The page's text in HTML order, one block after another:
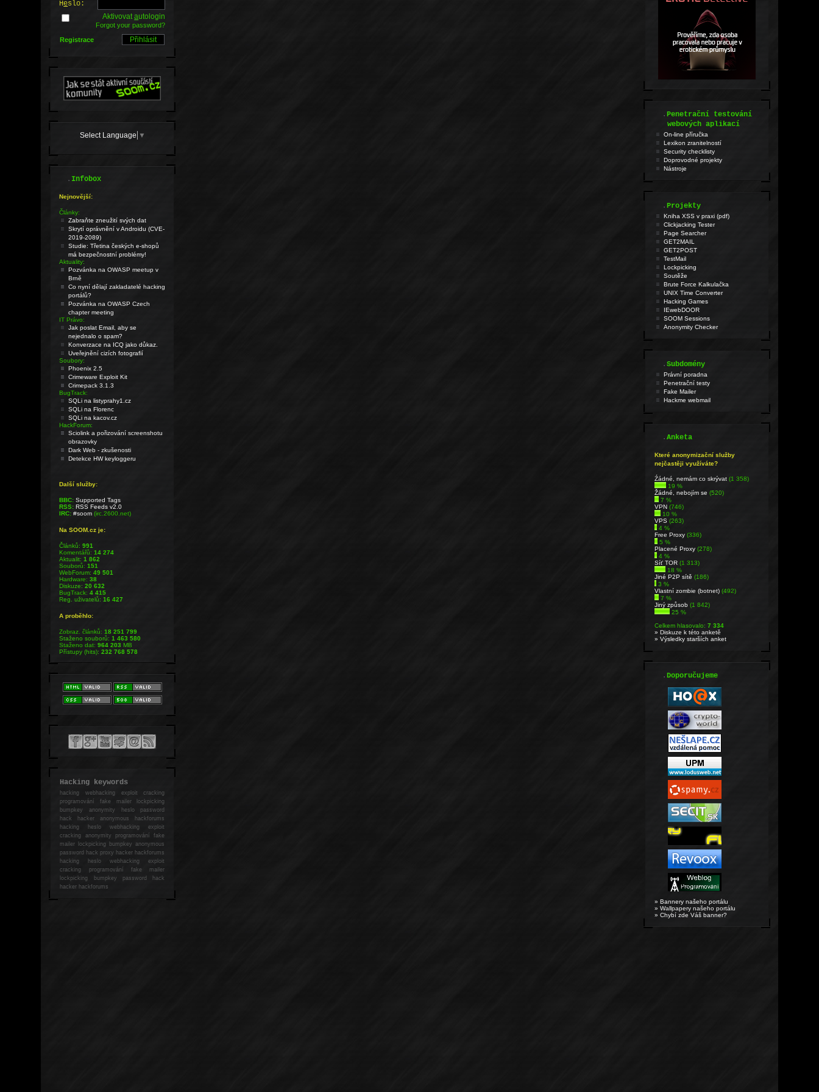
Heslo:
Aktivovatautologin
Forgot your password?
Registrace
Select Language ▼
.Infobox
Nejnovější:
Články:
Zabraňte zneužití svých dat
Skrytí oprávnění v Androidu (CVE-
2019-2089)
Studie: Třetina českých e-shopů
má bezpečnostní problémy!
Aktuality:
Pozvánka na OWASP meetup v
Brně
Co nyní dělají zakladatelé hacking
portálů?
Pozvánka na OWASP Czech
chapter meeting
IT Právo:
Jak poslat Email, aby se
nejednalo o spam?
Konverzace na ICQ jako důkaz.
Uveřejnění cizích fotografií
Soubory:
Phoenix 2.5
Crimeware Exploit Kit
Crimepack 3.1.3
BugTrack:
SQLi na listyprahy1.cz
SQLi na Florenc
SQLi na kacov.cz
HackForum:
Sciolink a pořizování screenshotu
obrazovky
Dark Web - zkušenosti
Detekce HW keyloggeru
Další služby:
BBC: Supported Tags
RSS: RSS Feeds v2.0
IRC: #soom(irc.2600.net)
Na SOOM.cz je:
Článků:991
Komentářů:14 274
Aktualit:1 862
Souborů:151
WebForum:49 501
Hardware:38
Diskuze:20 632
BugTrack:4 415
Reg. uživatelů:16 427
A proběhlo:
Zobraz. článků:18 251 799
Staženo souborů:1 463 580
Staženo dat:964 203MB
Přístupy (hits):232 768 578
Hacking keywords
hackingwebhacking exploit cracking
programování fake mailer lockpicking
bumpkey anonymity heslo password
hackhacker anonymous hackforums
hackingheslo webhacking exploit
cracking anonymity programování fake
mailer lockpicking bumpkey anonymous
password hack proxy hacker hackforums
hacking heslo webhacking exploit
cracking programování fake mailer
lockpicking bumpkey password hack
hackerhackforums
.Penetrační testování
webových aplikací
On-line příručka
Lexikon zranitelností
Security checklisty
Doprovodné projekty
Nástroje
.Projekty
Kniha XSS v praxi (pdf)
Clickjacking Tester
Page Searcher
GET2MAIL
GET2POST
TestMail
Lockpicking
Soutěže
Brute Force Kalkulačka
UNIX Time Converter
Hacking Games
IEwebDOOR
SOOM Sessions
Anonymity Checker
.Subdomény
Právní poradna
Penetrační testy
Fake Mailer
Hackme webmail
.Anketa
Které anonymizační služby
nejčastěji využíváte?
Źádné, nemám co skrývat(1 358)
19 %
Žádné, nebojím se(520)
7 %
VPN(746)
10 %
VPS(263)
4 %
Free Proxy(336)
5 %
Placené Proxy(278)
4 %
Síť TOR(1 313)
18 %
Jiné P2P sítě(186)
3 %
Vlastní zombie (botnet)(492)
7 %
Jiný způsob(1 842)
25 %
Celkem hlasovalo:7 334
» Diskuze k této anketě
» Výsledky starších anket
.Doporučujeme
» Bannery našeho portálu
» Wallpapery našeho portálu
» Chybí zde Váš banner?